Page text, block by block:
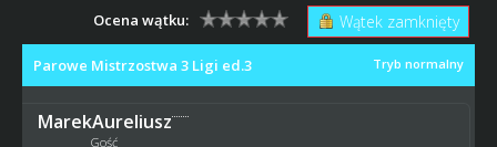
Wątek zamknięty
Ocena wątku:
Tryb normalny
Parowe Mistrzostwa 3 Ligi ed.3
MarekAureliusz
Gość